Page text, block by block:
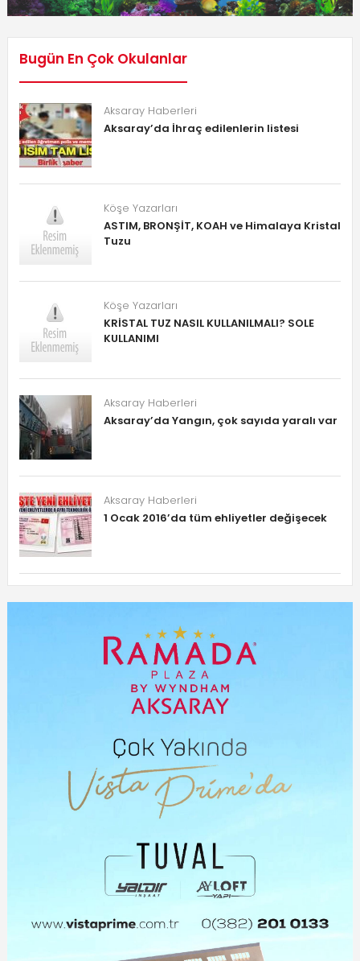
Bugün En Çok Okulanlar
Aksaray Haberleri
Aksaray’da İhraç edilenlerin listesi
Köşe Yazarları
ASTIM, BRONŞİT, KOAH ve Himalaya Kristal
Tuzu
Köşe Yazarları
KRİSTAL TUZ NASIL KULLANILMALI? SOLE
KULLANIMI
Aksaray Haberleri
Aksaray’da Yangın, çok sayıda yaralı var
Aksaray Haberleri
1 Ocak 2016’da tüm ehliyetler değişecek